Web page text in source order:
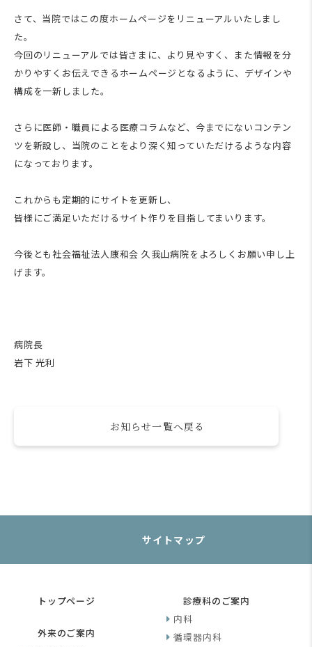
さて、当院ではこの度ホームページをリニューアルいたしまし
た。
今回のリニューアルでは皆さまに、より見やすく、また情報を分
かりやすくお伝えできるホームページとなるように、デザインや
構成を一新しました。
さらに医師・職員による医療コラムなど、今までにないコンテン
ツを新設し、当院のことをより深く知っていただけるような内容
になっております。
これからも定期的にサイトを更新し、
皆様にご満足いただけるサイト作りを目指してまいります。
今後とも社会福祉法人康和会 久我山病院をよろしくお願い申し上
げます。
病院長
岩下 光利
お知らせ一覧へ戻る
サイトマップ
トップページ
外来のご案内
診療科のご案内
内科
循環器内科